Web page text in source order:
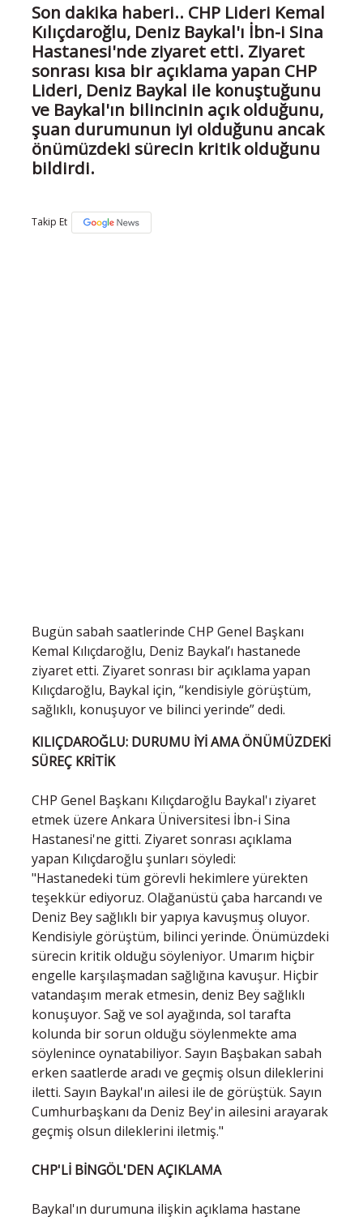
Son dakika haberi.. CHP Lideri Kemal
Kılıçdaroğlu, Deniz Baykal'ı İbn-i Sina
Hastanesi'nde ziyaret etti. Ziyaret
sonrası kısa bir açıklama yapan CHP
Lideri, Deniz Baykal ile konuştuğunu
ve Baykal'ın bilincinin açık olduğunu,
şuan durumunun iyi olduğunu ancak
önümüzdeki sürecin kritik olduğunu
bildirdi.
Takip Et
Bugün sabah saatlerinde CHP Genel Başkanı
Kemal Kılıçdaroğlu, Deniz Baykal’ı hastanede
ziyaret etti. Ziyaret sonrası bir açıklama yapan
Kılıçdaroğlu, Baykal için, “kendisiyle görüştüm,
sağlıklı, konuşuyor ve bilinci yerinde” dedi.
KILIÇDAROĞLU: DURUMU İYİ AMA ÖNÜMÜZDEKİ
SÜREÇ KRİTİK
CHP Genel Başkanı Kılıçdaroğlu Baykal'ı ziyaret
etmek üzere Ankara Üniversitesi İbn-i Sina
Hastanesi'ne gitti. Ziyaret sonrası açıklama
yapan Kılıçdaroğlu şunları söyledi:
"Hastanedeki tüm görevli hekimlere yürekten
teşekkür ediyoruz. Olağanüstü çaba harcandı ve
Deniz Bey sağlıklı bir yapıya kavuşmuş oluyor.
Kendisiyle görüştüm, bilinci yerinde. Önümüzdeki
sürecin kritik olduğu söyleniyor. Umarım hiçbir
engelle karşılaşmadan sağlığına kavuşur. Hiçbir
vatandaşım merak etmesin, deniz Bey sağlıklı
konuşuyor. Sağ ve sol ayağında, sol tarafta
kolunda bir sorun olduğu söylenmekte ama
söylenince oynatabiliyor. Sayın Başbakan sabah
erken saatlerde aradı ve geçmiş olsun dileklerini
iletti. Sayın Baykal'ın ailesi ile de görüştük. Sayın
Cumhurbaşkanı da Deniz Bey'in ailesini arayarak
geçmiş olsun dileklerini iletmiş."
CHP'Lİ BİNGÖL'DEN AÇIKLAMA
Baykal'ın durumuna ilişkin açıklama hastane